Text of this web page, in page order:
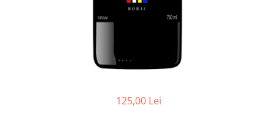
125,00 Lei